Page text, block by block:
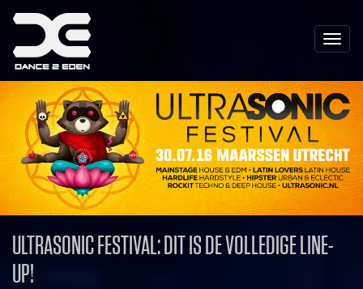
Toggle
ULTRASONIC FESTIVAL: DIT IS DE VOLLEDIGE LINE-
UP!